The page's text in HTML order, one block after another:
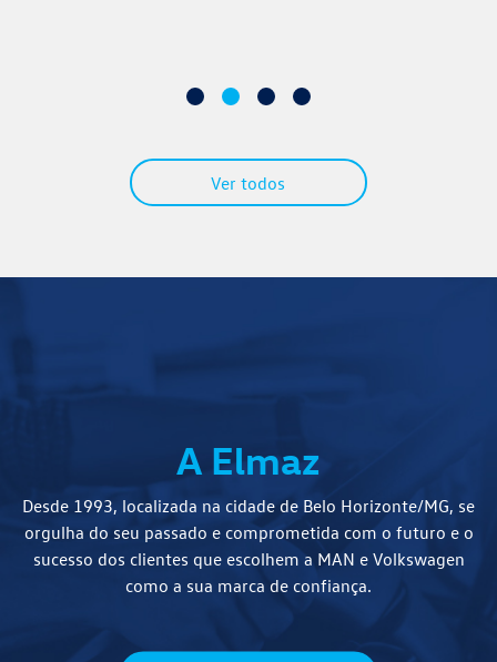
Ver todos
A Elmaz
Desde 1993, localizada na cidade de Belo Horizonte/MG, se
orgulha do seu passado e comprometida com o futuro e o
sucesso dos clientes que escolhem a MAN e Volkswagen
como a sua marca de confiança.